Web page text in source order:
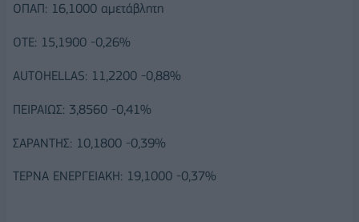
ΟΠΑΠ: 16,1000 αμετάβλητη
ΟΤΕ: 15,1900 -0,26%
AUTOHELLAS: 11,2200 -0,88%
ΠΕΙΡΑΙΩΣ: 3,8560 -0,41%
ΣΑΡΑΝΤΗΣ: 10,1800 -0,39%
ΤΕΡΝΑ ΕΝΕΡΓΕΙΑΚΗ: 19,1000 -0,37%